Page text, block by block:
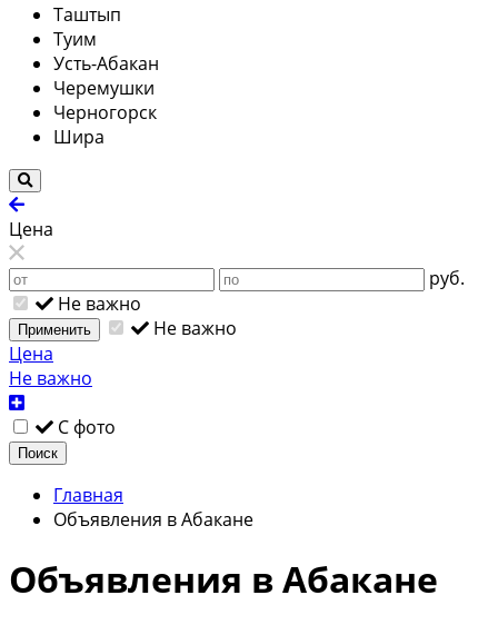
Таштып
Туим
Усть-Абакан
Черемушки
Черногорск
Шира
Цена
руб.
Не важно
Применить
Не важно
Цена
Не важно
С фото
Поиск
Главная
Объявления в Абакане
Объявления в Абакане